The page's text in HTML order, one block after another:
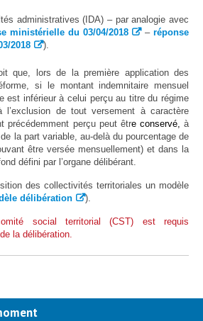
administratives (IDA) – par analogie avec
ministérielle du 03/04/2018 –réponse
2018
).
que, lors de la première application des
si le montant indemnitaire mensuel
est inférieur à celui perçu au titre du régime
l’exclusion de tout versement à caractère
précédemment perçu peut être conservé, à
la part variable, au-delà du pourcentage de
être versée mensuellement) et dans la
défini par l’organe délibérant.
des collectivités territoriales un modèle
délibération ).
social territorial (CST) est requis
la délibération.